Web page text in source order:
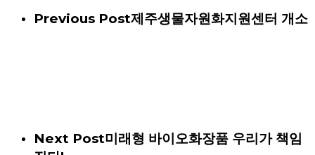
Previous Post제주생물자원화지원센터 개소
Next Post미래형 바이오화장품 우리가 책임